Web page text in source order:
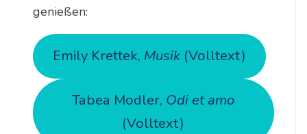
genießen:
Emily Krettek, Musik(Volltext)
Tabea Modler, Odi et amo
(Volltext)